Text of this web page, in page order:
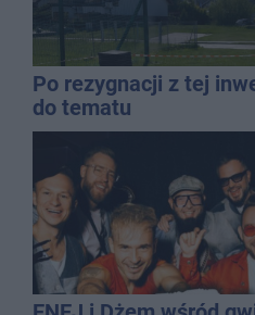
Po rezygnacji z tej
do tematu